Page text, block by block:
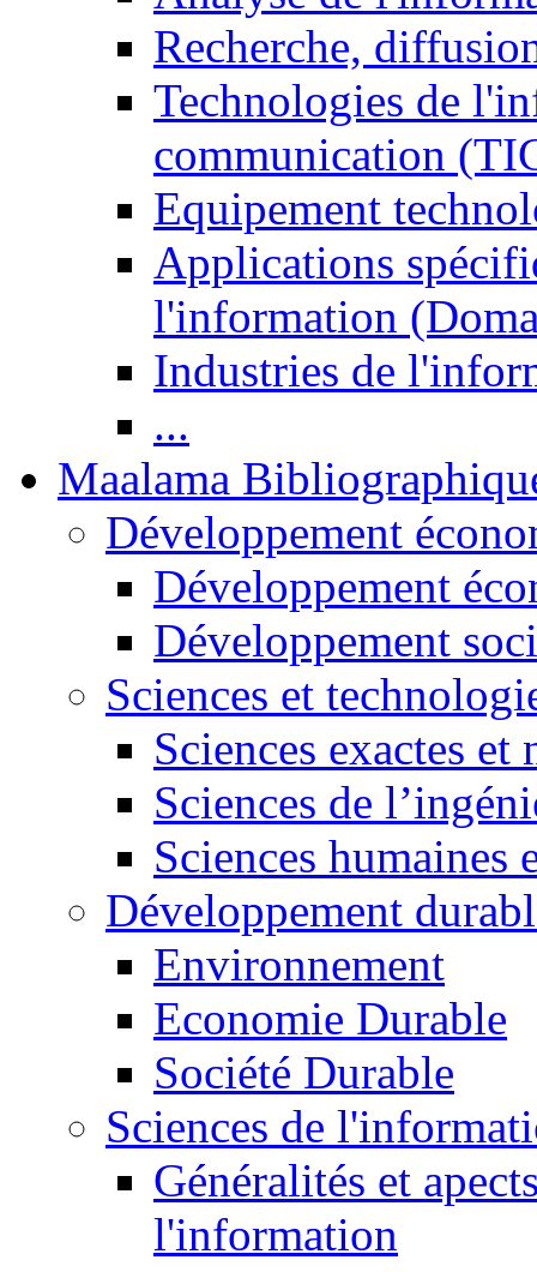
Recherche,
Technologies de
communication
Equipement
Applications
l'information
Industries de
...
Maalama
Développement
Développement
Développement
Sciences et
Sciences exactes et
Sciences de
Sciences humaines
Développement
Environnement
Economie Durable
Société Durable
Sciences de
Généralités et
l'information